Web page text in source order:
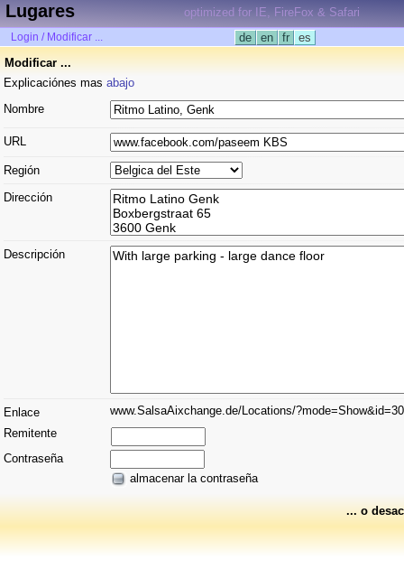
Lugares optimized for IE, FireFox & Safari
Login / Modificar ... de en fr
es
Modificar ...
Explicaciónes mas abajo
Nombre
URL
Región
Dirección
Descripción
Enlace
www.SalsaAixchange.de/Locations/
Remitente
Contraseña
almacenar la contraseña
... o